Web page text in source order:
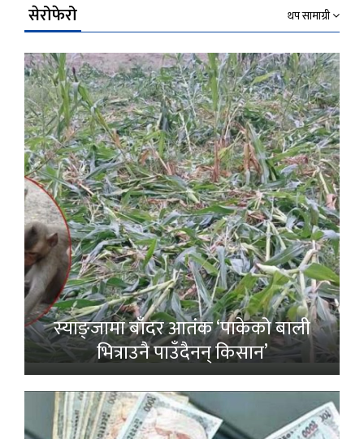
सेरोफेरो थप सामाग्री
स्याङ्जामा बाँदर आतंक ‘पाकेको बाली
भित्राउनै पाउँदैनन् किसान’